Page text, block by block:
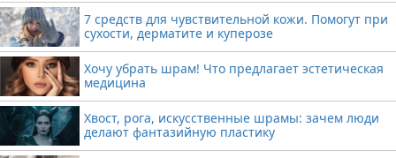
7 средств для чувствительной кожи. Помогут при
сухости, дерматите и куперозе
Хочу убрать шрам! Что предлагает эстетическая
медицина
Хвост, рога, искусственные шрамы: зачем люди
делают фантазийную пластику